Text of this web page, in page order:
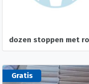
Gratis